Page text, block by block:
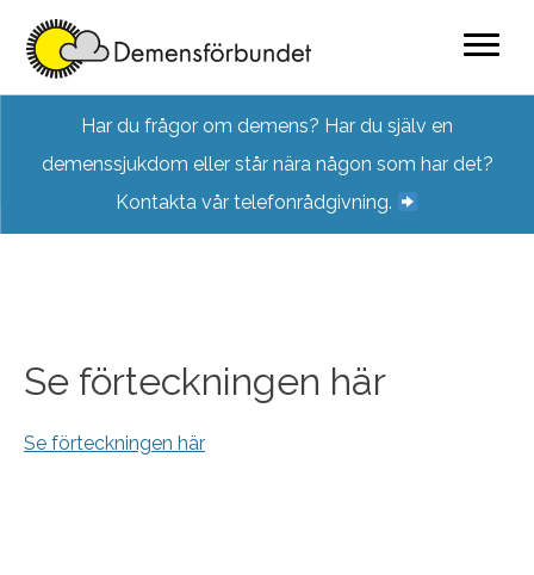
content
Har du frågor om demens? Har du själv en
demenssjukdom eller står nära någon som har det?
Kontakta vår telefonrådgivning.
Se förteckningen här
Se förteckningen här